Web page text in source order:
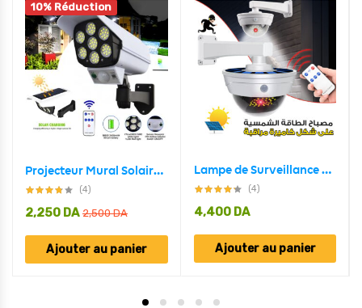
10% Réduction
Projecteur Mural Solaire Forme Camera Détecteur De Mouvement
(4)
2,500DA
2,250 DA
Ajouter au panier
Lampe de Surveillance extérieure solaire Anti-vol, capteur de mouvement PIR à Induction humaine
(4)
4,400 DA
Ajouter au panier